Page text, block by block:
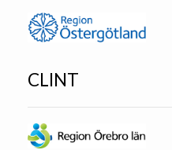
CLINT